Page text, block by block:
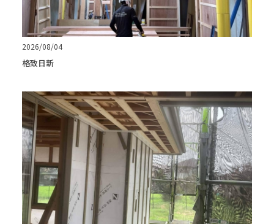
2026/08/04
格致日新